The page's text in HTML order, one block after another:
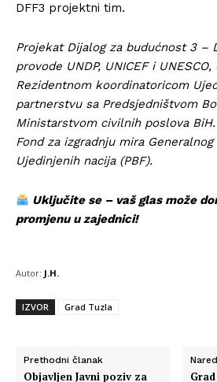
DFF3 projektni tim.
Projekat Dijalog za budućnost 3 –
provode UNDP, UNICEF i
Rezidentnom koordinatoricom
partnerstvu sa Predsjedništvom
Ministarstvom civilnih poslova
Fond za izgradnju mira
Ujedinjenih nacija (PBF).
Uključite se – vaš glas može
promjenu u zajednici!
Autor: J.H.
IZVOR Grad Tuzla
Prethodni članak
Objavljen Javni poziv za